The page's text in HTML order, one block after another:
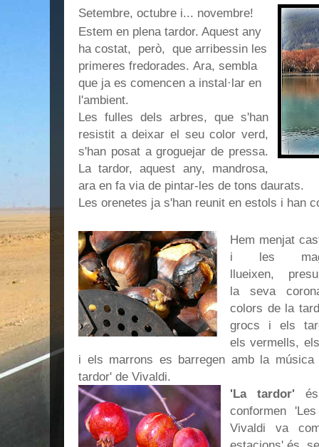
Setembre, octubre i... novembre!
Estem en plena tardor. Aquest any
ha costat, però, que arribessin les
primeres fredorades. Ara, sembla
que ja es comencen a instal·lar en
l'ambient.
Les fulles dels arbres, que s'han
resistit a deixar el seu color verd,
s'han posat a groguejar de pressa.
La tardor, aquest any, mandrosa,
ara en fa via de pintar-les de tons daurats.
Les orenetes ja s'han reunit en estols i han
Hem menjat
i les
llueixen,
la seva
colors de la
grocs i els
els vermells,
i els marrons es barregen amb la música
tardor' de Vivaldi.
'La tardor'
conformen
Vivaldi va